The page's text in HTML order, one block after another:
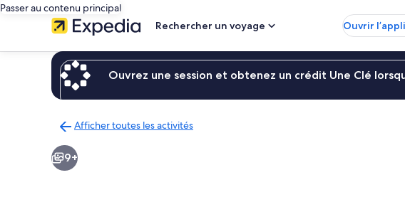
Passer au contenu principal
Rechercher un voyage
Ouvrir l’appli
Ouvrez une session et obtenez un crédit Une Clé
Afficher toutes les activités
à
la
9+